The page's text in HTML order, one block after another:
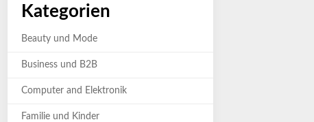
Kategorien
Beauty und Mode
Business und B2B
Computer and Elektronik
Familie und Kinder